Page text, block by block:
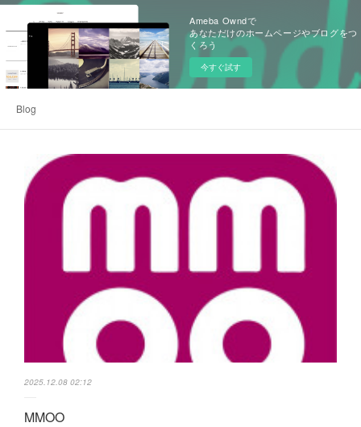
Ameba Owndで
あなただけのホームページやブログをつ
くろう
今すぐ試す
Blog
2025.12.08 02:12
MMOO